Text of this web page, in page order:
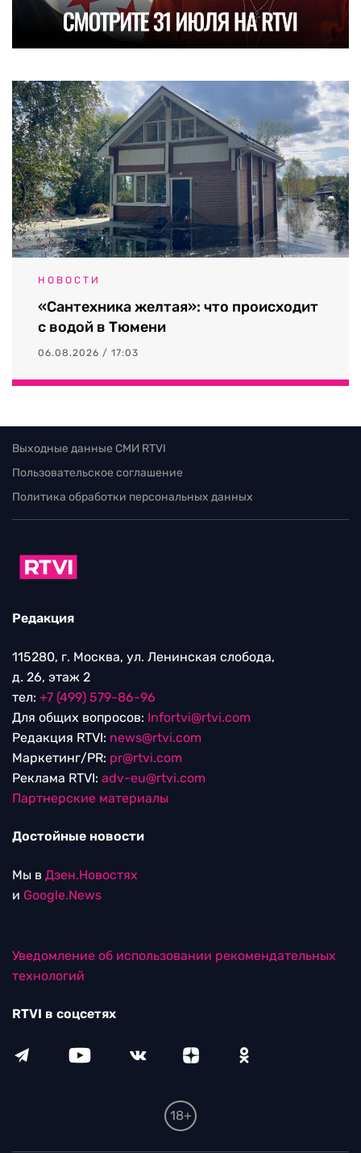
НОВОСТИ
«Сантехника желтая»: что происходит
с водой в Тюмени
06.08.2026 / 17:03
Выходные данные СМИ RTVI
Пользовательское соглашение
Политика обработки персональных данных
Редакция
115280, г. Москва, ул. Ленинская слобода,
д. 26, этаж 2
тел: +7 (499) 579-86-96
Для общих вопросов: Infortvi@rtvi.com
Редакция RTVI: news@rtvi.com
Маркетинг/PR: pr@rtvi.com
Реклама RTVI: adv-eu@rtvi.com
Партнерские материалы
Достойные новости
Мы в Дзен.Новостях
и Google.News
Уведомление об использовании рекомендательных
технологий
RTVI в соцсетях
18+